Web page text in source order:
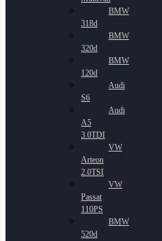
BMW
318d
BMW
320d
BMW
120d
Audi
S6
Audi
A5
3.0TDI
VW
Arteon
2.0TSI
VW
Passat
110PS
BMW
520d